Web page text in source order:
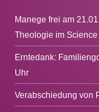
Manege frei am
Theologie im
Erntedank:
Uhr
Verabschiedung von